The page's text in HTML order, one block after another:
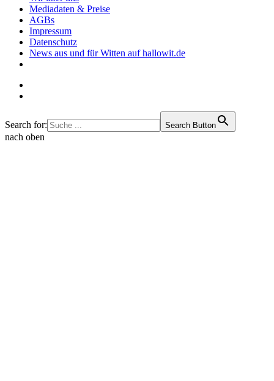
Mediadaten & Preise
AGBs
Impressum
Datenschutz
News aus und für Witten auf hallowit.de
Search for: Search Button
nach oben